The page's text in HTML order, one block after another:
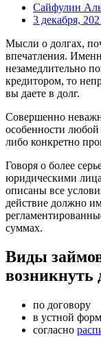
Сайфулин
3 декабря,
Мысли о долгах,
впечатления.
незамедлительно
кредитором, то
вы даете в долг.
Совершенно
особенности
либо конкретно
Говоря о более
юридическими
описаны все
действие должно
суммах.
Виды
возникнуть
по договору
в устной
согласно